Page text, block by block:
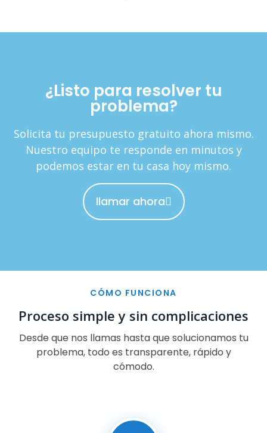
¿Listo para resolver tu
problema?
Solicita tu presupuesto gratuito ahora mismo.
Nuestro equipo te responde en minutos y
podemos estar en tu casa hoy mismo.
llamar ahora
CÓMO FUNCIONA
Proceso simple y sin complicaciones
Desde que nos llamas hasta que solucionamos tu
problema, todo es transparente, rápido y
cómodo.